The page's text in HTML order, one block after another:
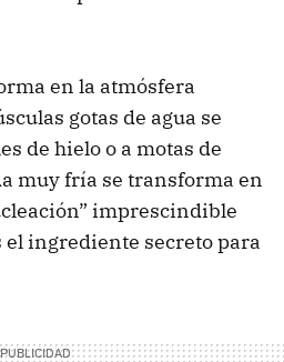
en la atmósfera
gotas de agua se
de hielo o a motas de
muy fría se transforma en
imprescindible
el ingrediente secreto para